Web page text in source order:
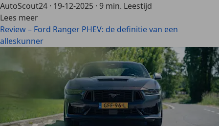
AutoScout24 · 19-12-2025 · 9 min. Leestijd
Lees meer
Review – Ford Ranger PHEV: de definitie van een
alleskunner